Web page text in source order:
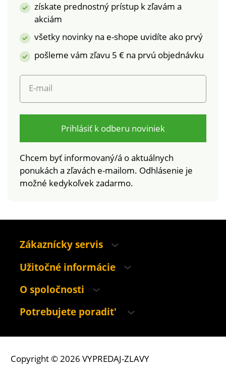
získate prednostný prístup k zľavám a
akciám
všetky novinky na e-shope uvidíte ako prvý
pošleme vám zľavu 5 € na prvú objednávku
E-mail
Prihlásiť k odberu noviniek
Chcem byť informovaný/á o aktuálnych
ponukách a zľavách e-mailom. Odhlásenie je
možné kedykoľvek zadarmo.
Zákaznícky servis
Užitočné informácie
O spoločnosti
Potrebujete poradit'
Copyright © 2026 VYPREDAJ-ZLAVY